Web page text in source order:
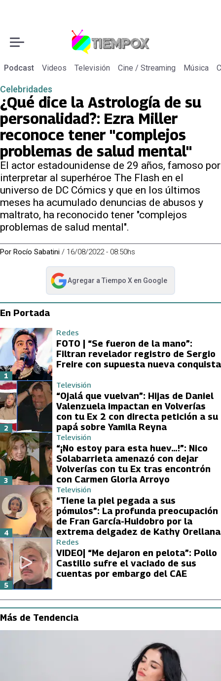
Podcast Videos Televisión Cine / Streaming Música
Celebridades
¿Qué dice la Astrología de su
personalidad?: Ezra Miller
reconoce tener "complejos
problemas de salud mental"
El actor estadounidense de 29 años, famoso por
interpretar al superhéroe The Flash en el
universo de DC Cómics y que en los últimos
meses ha acumulado denuncias de abusos y
maltrato, ha reconocido tener "complejos
problemas de salud mental".
Por Rocío Sabatini / 16/08/2022 - 08:50hs
Agregar a Tiempo Xen Google
abre en nueva pestaña
En Portada
Redes
FOTO | “Se fueron de la mano”:
Filtran revelador registro de Sergio
Freire con supuesta nueva conquista
1
Televisión
“Ojalá que vuelvan”: Hijas de Daniel
Valenzuela impactan en Volverías
con tu Ex 2 con directa petición a su
papá sobre Yamila Reyna
2
Televisión
“¡No estoy para esta huev…!”: Nico
Solabarrieta amenazó con dejar
Volverías con tu Ex tras encontrón
con Carmen Gloria Arroyo
3
Televisión
“Tiene la piel pegada a sus
pómulos”: La profunda preocupación
de Fran García-Huidobro por la
extrema delgadez de Kathy Orellana
4
Redes
VIDEO| “Me dejaron en pelota”: Pollo
Castillo sufre el vaciado de sus
cuentas por embargo del CAE
5
Más de Tendencia